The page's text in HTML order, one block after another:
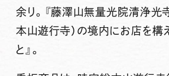
余り。
『藤澤山無量光院清浄光
本山遊行寺）の境内にお店を構
と』 。